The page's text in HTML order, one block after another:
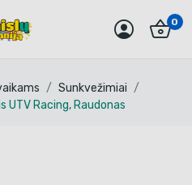
0
Sunkvežimiai
UTV Racing, Raudonas